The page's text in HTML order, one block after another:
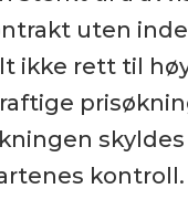
uten
ikke rett til
kontroll.